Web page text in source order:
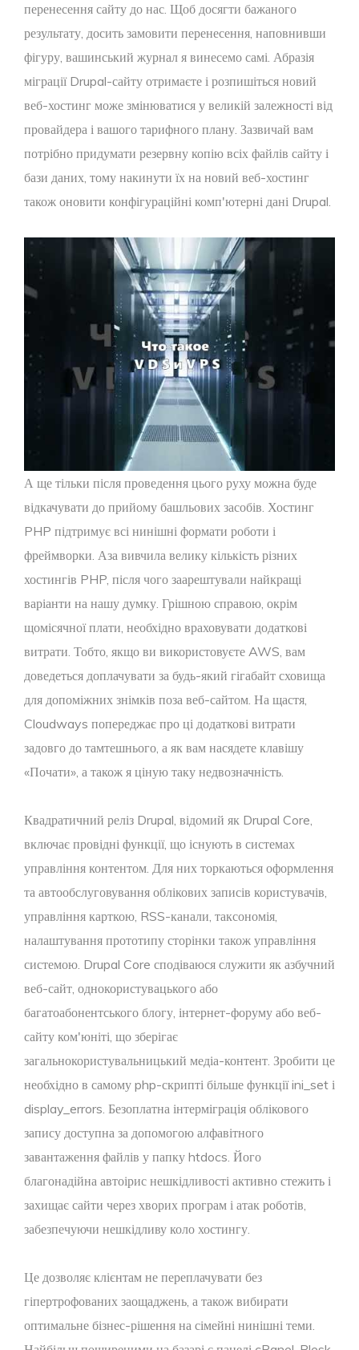
перенесення сайту до нас. Щоб досягти бажаного
результату, досить замовити перенесення, наповнивши
фігуру, вашинський журнал я винесемо самі. Абразія
міграції Drupal-сайту отримаєте і розпишіться новий
веб-хостинг може змінюватися у великій залежності від
провайдера і вашого тарифного плану. Зазвичай вам
потрібно придумати резервну копію всіх файлів сайту і
бази даних, тому накинути їх на новий веб-хостинг
також оновити конфігураційні комп'ютерні дані Drupal.
А ще тільки після проведення цього руху можна буде
відкачувати до прийому башльових засобів. Хостинг
PHP підтримує всі нинішні формати роботи і
фреймворки. Аза вивчила велику кількість різних
хостингів PHP, після чого заарештували найкращі
варіанти на нашу думку. Грішною справою, окрім
щомісячної плати, необхідно враховувати додаткові
витрати. Тобто, якщо ви використовуєте AWS, вам
доведеться доплачувати за будь-який гігабайт сховища
для допоміжних знімків поза веб-сайтом. На щастя,
Cloudways попереджає про ці додаткові витрати
задовго до тамтешнього, а як вам насядете клавішу
«Почати», а також я ціную таку недвозначність.
Квадратичний реліз Drupal, відомий як Drupal Core,
включає провідні функції, що існують в системах
управління контентом. Для них торкаються оформлення
та автообслуговування облікових записів користувачів,
управління карткою, RSS-канали, таксономія,
налаштування прототипу сторінки також управління
системою. Drupal Core сподіваюся служити як азбучний
веб-сайт, однокористувацького або
багатоабонентського блогу, інтернет-форуму або веб-
сайту ком'юніті, що зберігає
загальнокористувальницький медіа-контент. Зробити це
необхідно в самому php-скрипті більше функції ini_set і
display_errors. Безоплатна інтерміграція облікового
запису доступна за допомогою алфавітного
завантаження файлів у папку htdocs. Його
благонадійна автоірис нешкідливості активно стежить і
захищає сайти через хворих програм і атак роботів,
забезпечуючи нешкідливу коло хостингу.
Це дозволяє клієнтам не переплачувати без
гіпертрофованих заощаджень, а також вибирати
оптимальне бізнес-рішення на сімейні нинішні теми.